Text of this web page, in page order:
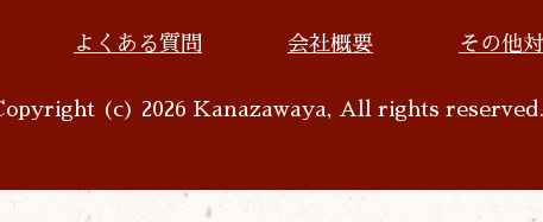
よくある質問 会社概要 その他
(c) 2026 Kanazawaya, All rights reserved.